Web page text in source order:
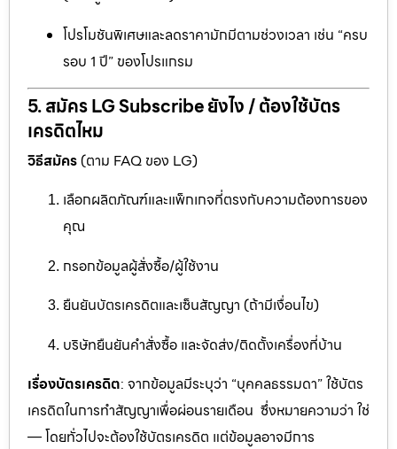
โปรโมชันพิเศษและลดราคามักมีตามช่วงเวลา เช่น “ครบ
รอบ 1 ปี” ของโปรแกรม
5. สมัคร LG Subscribe ยังไง / ต้องใช้บัตร
เครดิตไหม
วิธีสมัคร(ตาม FAQ ของ LG)
เลือกผลิตภัณฑ์และแพ็กเกจที่ตรงกับความต้องการของ
คุณ
กรอกข้อมูลผู้สั่งซื้อ/ผู้ใช้งาน
ยืนยันบัตรเครดิตและเซ็นสัญญา (ถ้ามีเงื่อนไข)
บริษัทยืนยันคำสั่งซื้อ และจัดส่ง/ติดตั้งเครื่องที่บ้าน
เรื่องบัตรเครดิต: จากข้อมูลมีระบุว่า “บุคคลธรรมดา” ใช้บัตร
เครดิตในการทำสัญญาเพื่อผ่อนรายเดือน ซึ่งหมายความว่า ใช่
— โดยทั่วไปจะต้องใช้บัตรเครดิต แต่ข้อมูลอาจมีการ